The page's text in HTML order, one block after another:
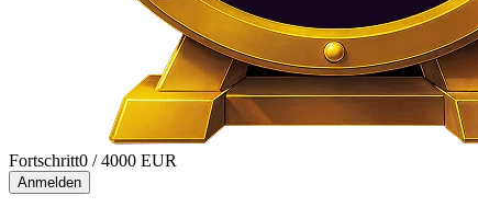
Fortschritt0 / 4000 EUR
Anmelden